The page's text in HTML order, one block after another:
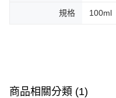
規格 100ml
商品相關分類 (1)